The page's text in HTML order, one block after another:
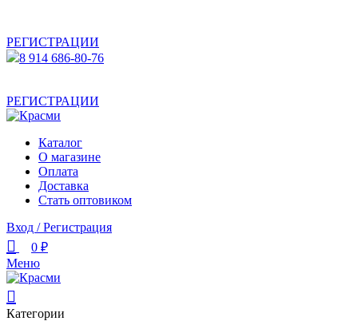
РЕГИСТРАЦИИ
8 914 686-80-76
РЕГИСТРАЦИИ
Каталог
О магазине
Оплата
Доставка
Стать оптовиком
Вход / Регистрация
0 ₽
Меню
Категории